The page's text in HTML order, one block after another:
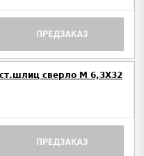
ПРЕДЗАКАЗ
сверло М 6,3Х32
ПРЕДЗАКАЗ